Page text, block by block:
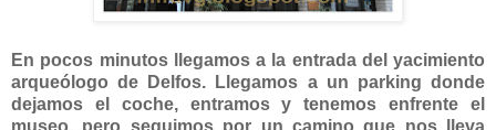
En pocos minutos llegamos a la entrada del yacimiento
arqueólogo de Delfos. Llegamos a un parking donde
dejamos el coche, entramos y tenemos enfrente el
museo, pero seguimos por un camino que nos lleva